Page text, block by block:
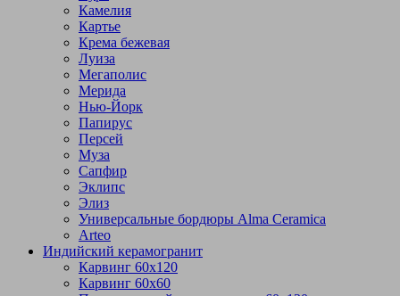
Камелия
Картье
Крема бежевая
Луиза
Мегаполис
Мерида
Нью-Йорк
Папирус
Персей
Муза
Сапфир
Эклипс
Элиз
Универсальные бордюры Alma Ceramica
Arteo
Индийский керамогранит
Карвинг 60х120
Карвинг 60х60